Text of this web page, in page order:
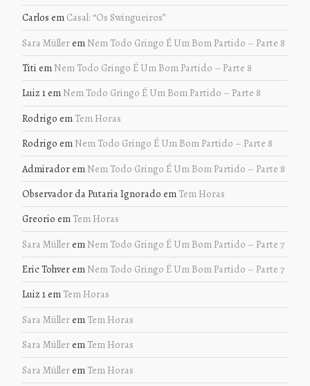
Carlos em Casal: “Os Swingueiros”
Sara Müllerem Nem Todo Gringo É Um Bom Partido – Parte 8
Titi em Nem Todo Gringo É Um Bom Partido – Parte 8
Luiz 1em Nem Todo Gringo É Um Bom Partido – Parte 8
Rodrigo em Tem Horas
Rodrigo em Nem Todo Gringo É Um Bom Partido – Parte 8
Admiradorem Nem Todo Gringo É Um Bom Partido – Parte 8
Observador da Putaria Ignorado em Tem Horas
Greorio em Tem Horas
Sara Müllerem Nem Todo Gringo É Um Bom Partido – Parte 7
Eric Tohverem Nem Todo Gringo É Um Bom Partido – Parte 7
Luiz 1em Tem Horas
Sara Müllerem Tem Horas
Sara Müllerem Tem Horas
Sara Müllerem Tem Horas